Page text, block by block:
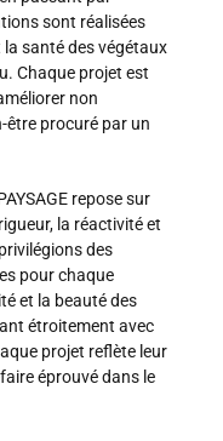
sont réalisées
santé des végétaux
Chaque projet est
non
être procuré par un
repose sur
la réactivité et
des
pour chaque
et la beauté des
étroitement avec
projet reflète leur
éprouvé dans le